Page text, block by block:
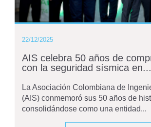
22/12/2025
AIS celebra 50 años de
con la seguridad sísmica en...
La Asociación Colombiana de
(AIS) conmemoró sus 50 años de
consolidándose como una entidad...